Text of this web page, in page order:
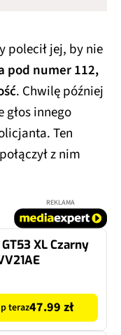
polecił jej, by nie
pod numer 112,
. Chwilę później
głos innego
Ten
z nim
REKLAMA
XL Czarny
teraz47.99 zł